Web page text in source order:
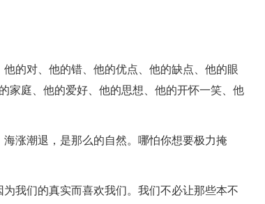
的对、他的错、他的优点、他的缺点、他的眼
家庭、他的爱好、他的思想、他的开怀一笑、他
涨潮退，是那么的自然。哪怕你想要极力掩
我们的真实而喜欢我们。我们不必让那些本不